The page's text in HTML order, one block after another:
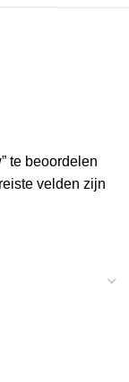
te beoordelen
velden zijn